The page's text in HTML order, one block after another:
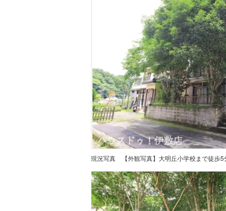
現況写真 【外観写真】大明丘小学校まで徒歩